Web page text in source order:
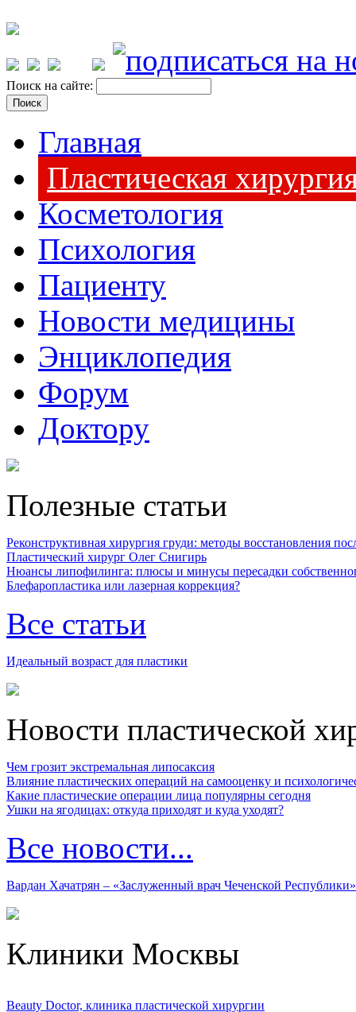
Поиск на сайте:
Главная
Пластическая
Косметология
Психология
Пациенту
Новости медицины
Энциклопедия
Форум
Доктору
Полезные статьи
Реконструктивная хирургия груди: методы восстановления
Пластический хирург Олег Снигирь
Нюансы липофилинга: плюсы и минусы пересадки
Блефаропластика или лазерная коррекция?
Все статьи
Идеальный возраст для пластики
Новости пластической
Чем грозит экстремальная липосаксия
Влияние пластических операций на самооценку и
Какие пластические операции лица популярны сегодня
Ушки на ягодицах: откуда приходят и куда уходят?
Все новости...
Вардан Хачатрян – «Заслуженный врач Чеченской Республики»
Клиники Москвы
Beauty Doctor, клиника пластической хирургии